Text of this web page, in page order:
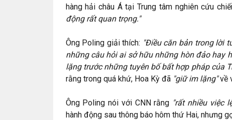
hàng hải châu Á tại Trung tâm nghiên cứu
động rất quan trọng."
Ông Poling giải thích: "Điều căn bản trong lời
những câu hỏi ai sở hữu những hòn đảo hay
lặng trước những tuyên bố bất hợp pháp của
rằng trong quá khứ, Hoa Kỳ đã "giữ im lặng"về
Ông Poling nói với CNN rằng "rất nhiều việc
hành động sau thông báo hôm thứ Hai, nhưng